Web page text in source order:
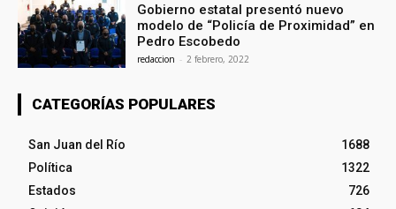
Gobierno estatal presentó nuevo
modelo de “Policía de Proximidad” en
Pedro Escobedo
redaccion - 2 febrero, 2022
CATEGORÍAS POPULARES
San Juan del Río
1688
Política
1322
Estados
726